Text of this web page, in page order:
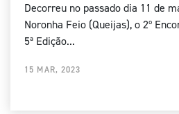
Decorreu no passado dia 11 de
Noronha Feio (Queijas), o 2º
5ª Edição...
15 MAR, 2023